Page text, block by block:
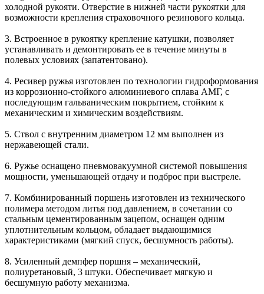
холодной рукояти. Отверстие в нижней части рукоятки для
возможности крепления страховочного резинового кольца.
3. Встроенное в рукоятку крепление катушки, позволяет
устанавливать и демонтировать ее в течение минуты в
полевых условиях (запатентовано).
4. Ресивер ружья изготовлен по технологии гидроформования
из коррозионно-стойкого алюминиевого сплава АМГ, с
последующим гальваническим покрытием, стойким к
механическим и химическим воздействиям.
5. Ствол с внутренним диаметром 12 мм выполнен из
нержавеющей стали.
6. Ружье оснащено пневмовакуумной системой повышения
мощности, уменьшающей отдачу и подброс при выстреле.
7. Комбинированный поршень изготовлен из технического
полимера методом литья под давлением, в сочетании со
стальным цементированным зацепом, оснащен одним
уплотнительным кольцом, обладает выдающимися
характеристиками (мягкий спуск, бесшумность работы).
8. Усиленный демпфер поршня – механический,
полиуретановый, 3 штуки. Обеспечивает мягкую и
бесшумную работу механизма.